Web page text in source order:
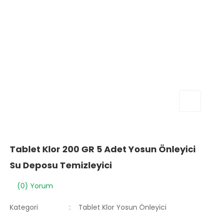
Tablet Klor 200 GR 5 Adet Yosun Önleyici
Su Deposu Temizleyici
(0) Yorum
Kategori
Tablet Klor Yosun Önleyici